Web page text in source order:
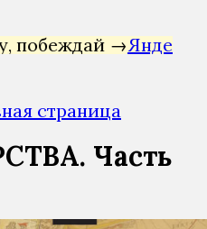
→Яндекс
страница
Часть